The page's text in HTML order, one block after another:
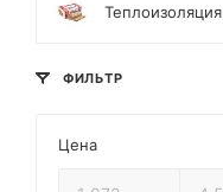
Теплоизоляция
ФИЛЬТР
Цена